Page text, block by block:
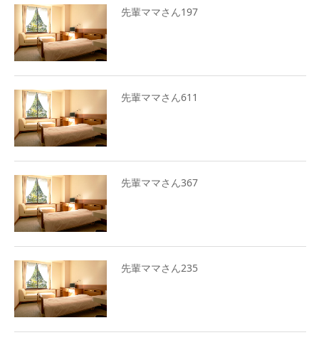
先輩ママさん197
先輩ママさん611
先輩ママさん367
先輩ママさん235